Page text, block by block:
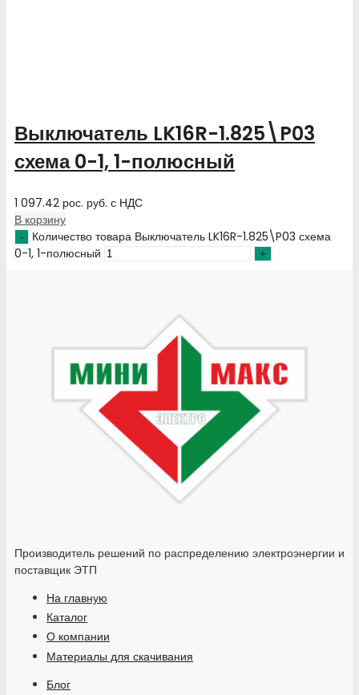
Выключатель LK16R-1.825\P03
схема 0-1, 1-полюсный
1 097.42 рос. руб. с НДС
В корзину
Количество товара Выключатель LK16R-1.825\P03 схема
0-1, 1-полюсный
Производитель решений по распределению электроэнергии и
поставщик ЭТП
На главную
Каталог
О компании
Материалы для скачивания
Блог